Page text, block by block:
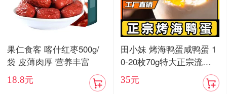
果仁食客 喀什红枣500g/
袋 皮薄肉厚 营养丰富
18.8元
田小妹 烤海鸭蛋咸鸭蛋 1
0-20枚70g特大正宗流油
烤海鸭蛋广东红树林整箱
包邮
35元